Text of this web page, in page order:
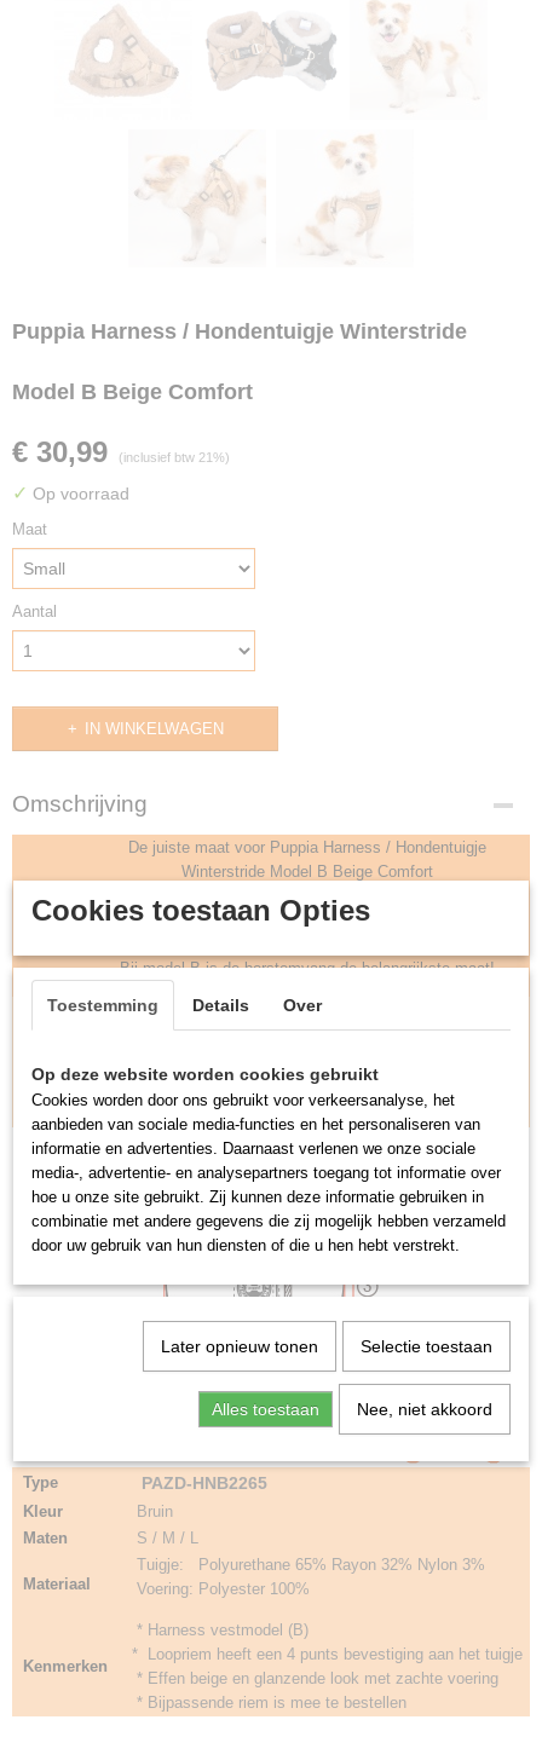
Puppia Harness / Hondentuigje Winterstride
Model B Beige Comfort
€ 30,99 (inclusief btw 21%)
✓ Op voorraad
Maat
Aantal
IN WINKELWAGEN
Omschrijving
Opmeten
De juiste maat voor Puppia Harness / Hondentuigje
Winterstride Model B Beige Comfort
Meet alsjeblieft je hond op zodat je weet welke maat je moet
kiezen, zorg dat de borst en nekomvang van je hond binnen de
Bij model B is de borstomvang de belangrijkste maat!
(1) Nekomvang
(Maximaal)
(Maximaal)
32cm 42cm
Type PAZD-HNB2265
Kleur
Bruin
Maten
S / M / L
Materiaal
Tuigje: Polyurethane 65% Rayon 32% Nylon 3%
Voering: Polyester 100%
Kenmerken
* Harness vestmodel (B)
* Loopriem heeft een 4 punts bevestiging aan het tuigje
* Effen beige en glanzende look met zachte voering
* Bijpassende riem is mee te bestellen
Cookies toestaan Opties
Toestemming Details Over
Op deze website worden cookies gebruikt
Cookies worden door ons gebruikt voor verkeersanalyse, het
aanbieden van sociale media-functies en het personaliseren van
informatie en advertenties. Daarnaast verlenen we onze sociale
media-, advertentie- en analysepartners toegang tot informatie over
hoe u onze site gebruikt. Zij kunnen deze informatie gebruiken in
combinatie met andere gegevens die zij mogelijk hebben verzameld
door uw gebruik van hun diensten of die u hen hebt verstrekt.
Later opnieuw tonen Selectie toestaan
Alles toestaan Nee, niet akkoord